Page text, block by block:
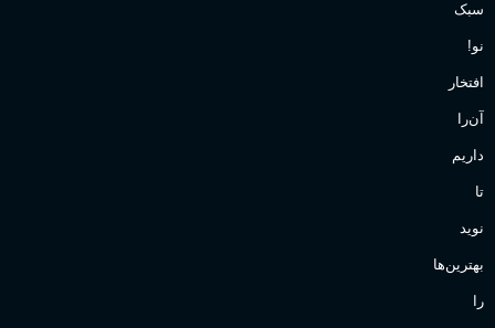
سبک
نو!
افتخار
آن‌را
داریم
تا
نوید
بهترین‌ها
را